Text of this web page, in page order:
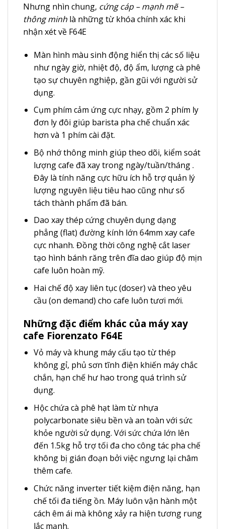
Nhưng nhìn chung, cứng cáp – mạnh mẽ –
thông minh là những từ khóa chính xác khi
nhận xét về F64E
Màn hình màu sinh động hiển thị các số liệu
như ngày giờ, nhiệt độ, độ ẩm, lượng cà phê
tạo sự chuyên nghiệp, gần gũi với người sử
dụng.
Cụm phím cảm ứng cực nhạy, gồm 2 phím ly
đơn ly đôi giúp barista pha chế chuẩn xác
hơn và 1 phím cài đặt.
Bộ nhớ thông minh giúp theo dõi, kiểm soát
lượng cafe đã xay trong ngày/tuần/tháng .
Đây là tính năng cực hữu ích hỗ trợ quản lý
lượng nguyên liệu tiêu hao cũng như số
tách thành phẩm đã bán.
Dao xay thép cứng chuyên dụng dạng
phẳng (flat) đường kính lớn 64mm xay cafe
cực nhanh. Đồng thời công nghệ cắt laser
tạo hình bánh răng trên đĩa dao giúp độ mịn
cafe luôn hoàn mỹ.
Hai chế độ xay liên tục (doser) và theo yêu
cầu (on demand) cho cafe luôn tươi mới.
Những đặc điểm khác của máy xay
cafe Fiorenzato F64E
Vỏ máy và khung máy cấu tạo từ thép
không gỉ, phủ sơn tĩnh điện khiến máy chắc
chắn, hạn chế hư hao trong quá trình sử
dụng.
Hộc chứa cà phê hạt làm từ nhựa
polycarbonate siêu bền và an toàn với sức
khỏe người sử dụng. Với sức chứa lớn lên
đến 1.5kg hỗ trợ tối đa cho công tác pha chế
không bị gián đoạn bởi việc ngưng lại châm
thêm cafe.
Chức năng inverter tiết kiệm điện năng, hạn
chế tối đa tiếng ồn. Máy luôn vận hành một
cách êm ái mà không xảy ra hiện tương rung
lắc mạnh.